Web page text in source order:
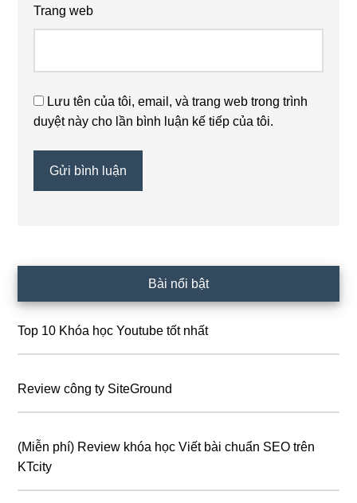
Trang web
Lưu tên của tôi, email, và trang web trong trình
duyệt này cho lần bình luận kế tiếp của tôi.
chính
Bài nổi bật
Top 10 Khóa học Youtube tốt nhất
Review công ty SiteGround
(Miễn phí) Review khóa học Viết bài chuẩn SEO trên
KTcity